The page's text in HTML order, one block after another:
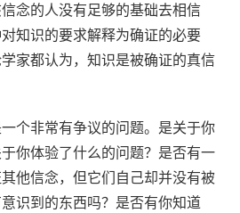
念的人没有足够的基础去相信
知识的要求解释为确证的必要
家都认为，知识是被确证的真信
个非常有争议的问题。是关于你
你体验了什么的问题？是否有一
他信念，但它们自己却并没有被
识到的东西吗？是否有你知道